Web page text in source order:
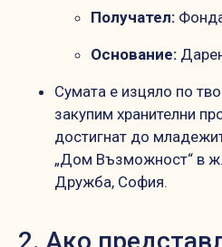
Получател:
Основание:
Сумата е изцяло по
закупим хранителни
достигнат до
„Дом Възможност“ в
Дружба, София.